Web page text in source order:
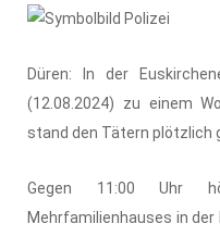
Düren: In der
(12.08.2024) zu einem
stand den Tätern plötzlich
Gegen 11:00 Uhr
Mehrfamilienhauses in